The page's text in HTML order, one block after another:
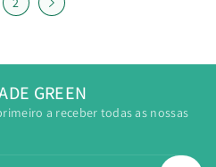
GREEN
a receber todas as nossas